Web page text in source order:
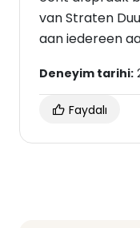
van Straten
aan iedereen
Deneyim tarihi:
Faydalı